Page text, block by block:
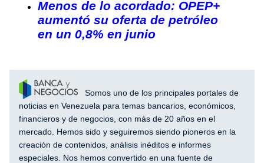
Menos de lo acordado: OPEP+
aumentó su oferta de petróleo
en un 0,8% en junio
Somos uno de los principales portales de
noticias en Venezuela para temas bancarios, económicos,
financieros y de negocios, con más de 20 años en el
mercado. Hemos sido y seguiremos siendo pioneros en la
creación de contenidos, análisis inéditos e informes
especiales. Nos hemos convertido en una fuente de